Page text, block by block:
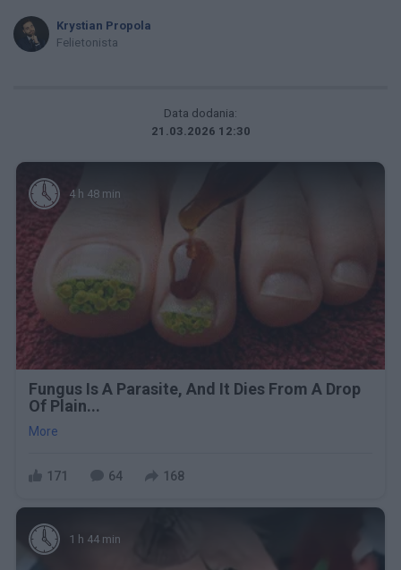
Krystian Propola
Felietonista
Data dodania:
21.03.2026 12:30
4 h 48 min
Fungus Is A Parasite, And It Dies From A Drop
Of Plain...
More
171 64 168
1 h 44 min